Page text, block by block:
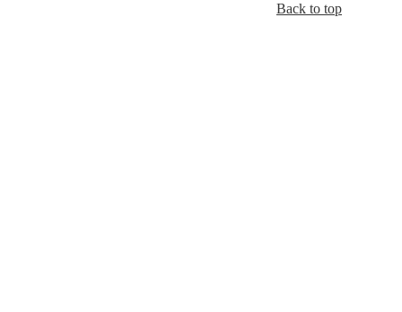
Back to top